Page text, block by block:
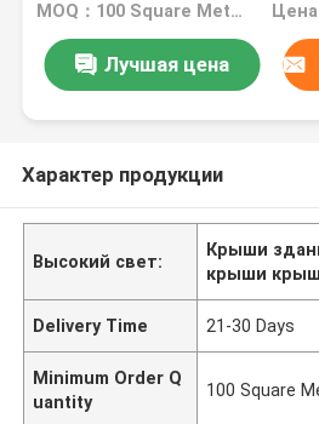
MOQ：100 Square Meters
Лучшая цена
Характер продукции
Высокий свет:
Крыши
крыши
Delivery Time 21-30 Days
Minimum Order Q
uantity
100 Square